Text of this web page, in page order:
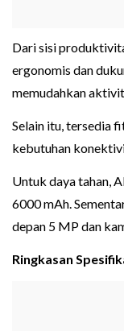
Dari sisi
ergonomis dan
memudahkan
Selain itu, tersedia
kebutuhan
Untuk daya tahan,
6000 mAh.
depan 5 MP dan
Ringkasan